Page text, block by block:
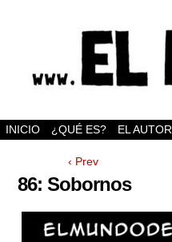
INICIO ¿QUÉ ES? EL AUTOR
‹ Prev
86: Sobornos